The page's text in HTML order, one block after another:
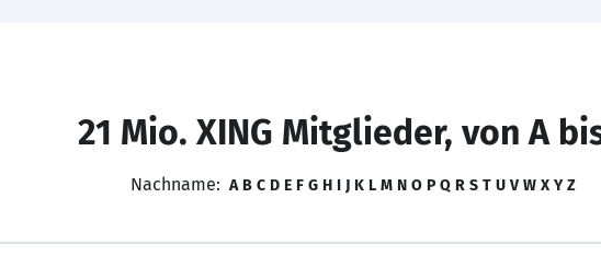
21 Mio. XING Mitglieder, von A
Nachname: A B C D E F G H I J K L M N O P Q R S T U V W X Y Z